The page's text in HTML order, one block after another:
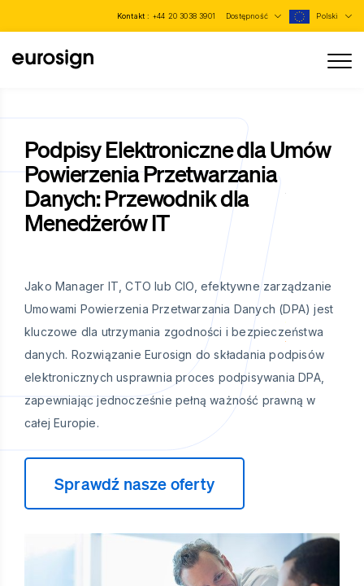
Kontakt : +44 20 3038 3901 Dostępność Polski
Podpisy Elektroniczne dla Umów
Powierzenia Przetwarzania
Danych: Przewodnik dla
Menedżerów IT
Jako Manager IT, CTO lub CIO, efektywne zarządzanie
Umowami Powierzenia Przetwarzania Danych (DPA) jest
kluczowe dla utrzymania zgodności i bezpieczeństwa
danych. Rozwiązanie Eurosign do składania podpisów
elektronicznych usprawnia proces podpisywania DPA,
zapewniając jednocześnie pełną ważność prawną w
całej Europie.
Sprawdź nasze oferty